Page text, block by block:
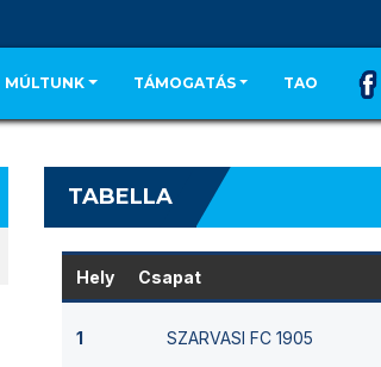
MÚLTUNK TÁMOGATÁS TAO
TABELLA
Hely Csapat
1 SZARVASI FC 1905